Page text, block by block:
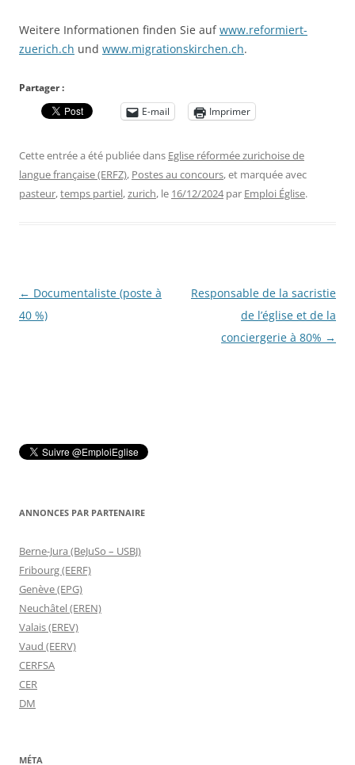
Weitere Informationen finden Sie aufwww.reformiert-
zuerich.ch und www.migrationskirchen.ch.
Partager :
E-mail
Imprimer
Cette entrée a été publiée dans Eglise réformée zurichoise de
langue française (ERFZ), Postes au concours, et marquée avec
pasteur,temps partiel,zurich, le 16/12/2024 par Emploi Église.
Navigation
des
← Documentaliste (poste à
40 %)
Responsable de la sacristie
de l’église et de la
conciergerie à 80% →
ANNONCES PAR PARTENAIRE
Berne-Jura (BeJuSo – USBJ)
Fribourg (EERF)
Genève (EPG)
Neuchâtel (EREN)
Valais (EREV)
Vaud (EERV)
CERFSA
CER
DM
MÉTA